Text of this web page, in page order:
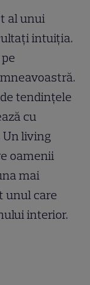
al unui
intuiția.
tendințele
cu
living
oamenii
mai
unul care
interior.